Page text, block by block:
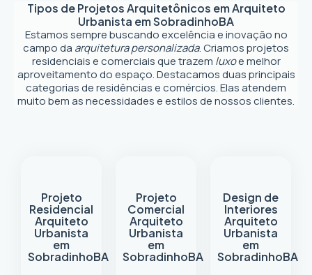
Tipos de Projetos Arquitetônicos emArquiteto
Urbanista em SobradinhoBA
Estamos sempre buscando excelência e inovação no
campo da arquitetura personalizada. Criamos projetos
residenciais e comerciais que trazem luxoe melhor
aproveitamento do espaço. Destacamos duas principais
categorias de residências e comércios. Elas atendem
muito bem as necessidades e estilos de nossos clientes.
Projeto
Residencial
Arquiteto
Urbanista
em
SobradinhoBA
Projeto
Comercial
Arquiteto
Urbanista
em
SobradinhoBA
Design de
Interiores
Arquiteto
Urbanista
em
SobradinhoBA